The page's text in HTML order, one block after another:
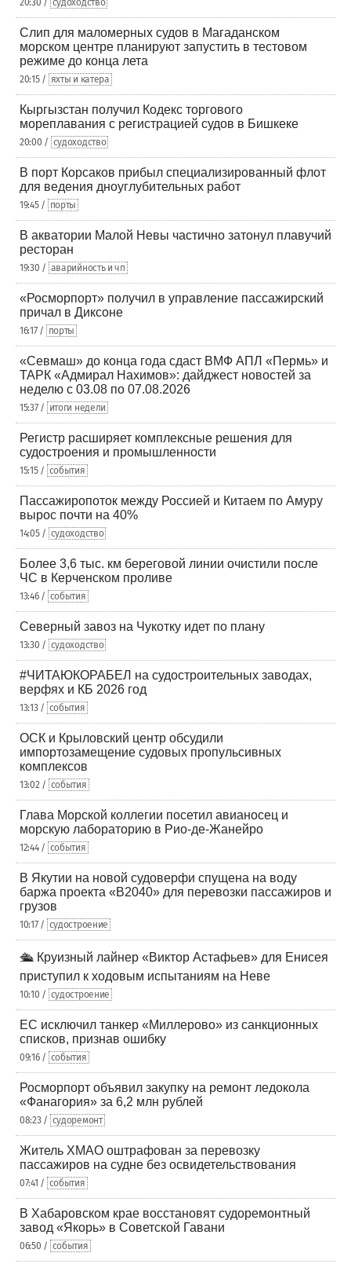
20:30 / судоходство
Слип для маломерных судов в Магаданском
морском центре планируют запустить в тестовом
режиме до конца лета
20:15 / яхты и катера
Кыргызстан получил Кодекс торгового
мореплавания с регистрацией судов в Бишкеке
20:00 / судоходство
В порт Корсаков прибыл специализированный флот
для ведения дноуглубительных работ
19:45 / порты
В акватории Малой Невы частично затонул плавучий
ресторан
19:30 / аварийность и чп
«Росморпорт» получил в управление пассажирский
причал в Диксоне
16:17 / порты
«Севмаш» до конца года сдаст ВМФ АПЛ «Пермь» и
ТАРК «Адмирал Нахимов»: дайджест новостей за
неделю с 03.08 по 07.08.2026
15:37 / итоги недели
Регистр расширяет комплексные решения для
судостроения и промышленности
15:15 / события
Пассажиропоток между Россией и Китаем по Амуру
вырос почти на 40%
14:05 / судоходство
Более 3,6 тыс. км береговой линии очистили после
ЧС в Керченском проливе
13:46 / события
Северный завоз на Чукотку идет по плану
13:30 / судоходство
#ЧИТАЮКОРАБЕЛ на судостроительных заводах,
верфях и КБ 2026 год
13:13 / события
ОСК и Крыловский центр обсудили
импортозамещение судовых пропульсивных
комплексов
13:02 / события
Глава Морской коллегии посетил авианосец и
морскую лабораторию в Рио-де-Жанейро
12:44 / события
В Якутии на новой судоверфи спущена на воду
баржа проекта «В2040» для перевозки пассажиров и
грузов
10:17 / судостроение
🛳️ Круизный лайнер «Виктор Астафьев» для Енисея
приступил к ходовым испытаниям на Неве
10:10 / судостроение
ЕС исключил танкер «Миллерово» из санкционных
списков, признав ошибку
09:16 / события
Росморпорт объявил закупку на ремонт ледокола
«Фанагория» за 6,2 млн рублей
08:23 / судоремонт
Житель ХМАО оштрафован за перевозку
пассажиров на судне без освидетельствования
07:41 / события
В Хабаровском крае восстановят судоремонтный
завод «Якорь» в Советской Гавани
06:50 / события